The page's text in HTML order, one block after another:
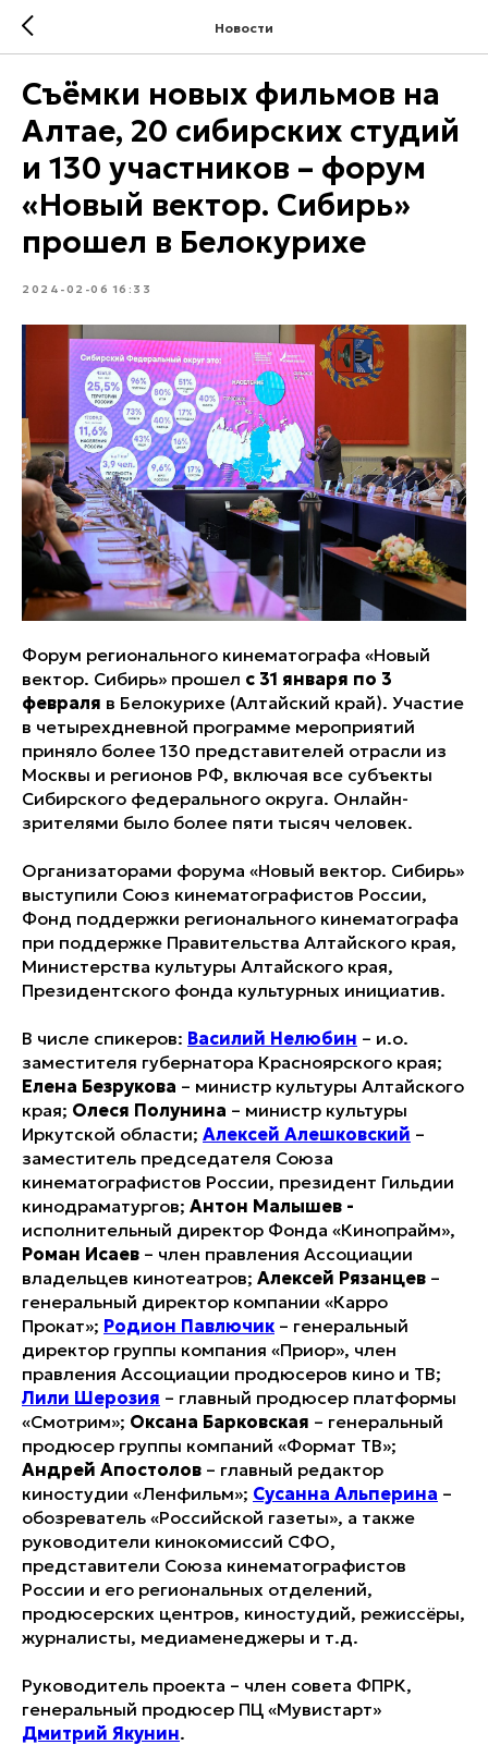
Новости
Съёмки новых фильмов на
Алтае, 20 сибирских студий
и 130 участников – форум
«Новый вектор. Сибирь»
прошел в Белокурихе
2024-02-06 16:33
Форум регионального кинематографа «Новый
вектор. Сибирь» прошел с 31 января по 3
февраля в Белокурихе (Алтайский край). Участие
в четырехдневной программе мероприятий
приняло более 130 представителей отрасли из
Москвы и регионов РФ, включая все субъекты
Сибирского федерального округа. Онлайн-
зрителями было более пяти тысяч человек.
Организаторами форума «Новый вектор. Сибирь»
выступили Союз кинематографистов России,
Фонд поддержки регионального кинематографа
при поддержке Правительства Алтайского края,
Министерства культуры Алтайского края,
Президентского фонда культурных инициатив.
В числе спикеров: Василий Нелюбин – и.о.
заместителя губернатора Красноярского края;
Елена Безрукова – министр культуры Алтайского
края; Олеся Полунина – министр культуры
Иркутской области; Алексей Алешковский –
заместитель председателя Союза
кинематографистов России, президент Гильдии
кинодраматургов; Антон Малышев -
исполнительный директор Фонда «Кинопрайм»,
Роман Исаев – член правления Ассоциации
владельцев кинотеатров; Алексей Рязанцев –
генеральный директор компании «Карро
Прокат»; Родион Павлючик – генеральный
директор группы компания «Приор», член
правления Ассоциации продюсеров кино и ТВ;
Лили Шерозия – главный продюсер платформы
«Смотрим»; Оксана Барковская – генеральный
продюсер группы компаний «Формат ТВ»;
Андрей Апостолов – главный редактор
киностудии «Ленфильм»; Сусанна Альперина –
обозреватель «Российской газеты», а также
руководители кинокомиссий СФО,
представители Союза кинематографистов
России и его региональных отделений,
продюсерских центров, киностудий, режиссёры,
журналисты, медиаменеджеры и т.д.
Руководитель проекта – член совета ФПРК,
генеральный продюсер ПЦ «Мувистарт»
Дмитрий Якунин.